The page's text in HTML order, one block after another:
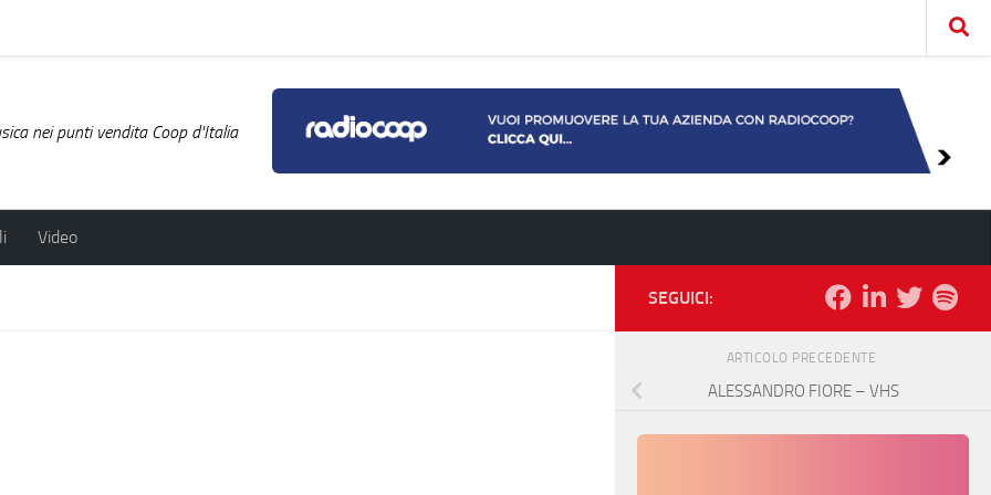
nei punti vendita Coop d'Italia
Video
SEGUICI:
ARTICOLO PRECEDENTE
ALESSANDRO FIORE – VHS